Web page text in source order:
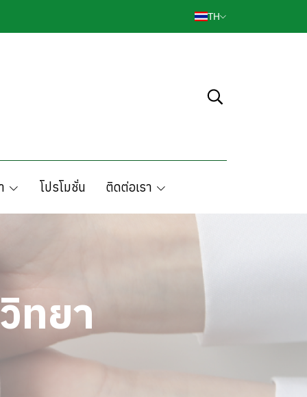
TH
โปรโมชั่น ติดต่อเรา
ทยา